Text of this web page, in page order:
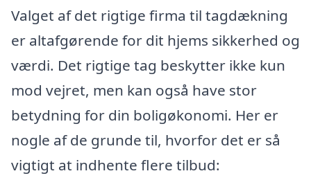
Valget af det rigtige firma til tagdækning
er altafgørende for dit hjems sikkerhed og
værdi. Det rigtige tag beskytter ikke kun
mod vejret, men kan også have stor
betydning for din boligøkonomi. Her er
nogle af de grunde til, hvorfor det er så
vigtigt at indhente flere tilbud: